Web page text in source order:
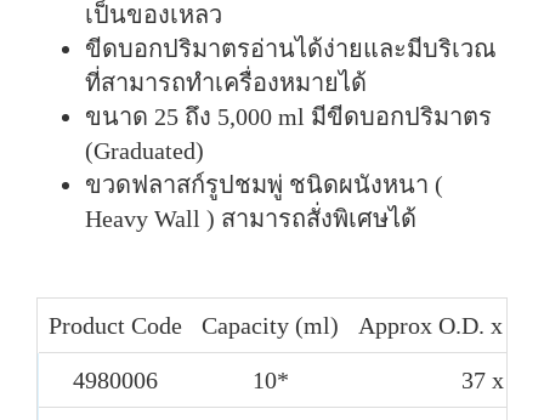
เป็นของเหลว
ขีดบอกปริมาตรอ่านได้ง่ายและมีบริเวณ
ที่สามารถทำเครื่องหมายได้
ขนาด 25 ถึง 5,000 ml มีขีดบอกปริมาตร
(Graduated)
ขวดฟลาสก์รูปชมพู่ ชนิดผนังหนา (
Heavy Wall ) สามารถสั่งพิเศษได้
Product Code Capacity (ml) Approx O.D. x
4980006 10* 37 x 60